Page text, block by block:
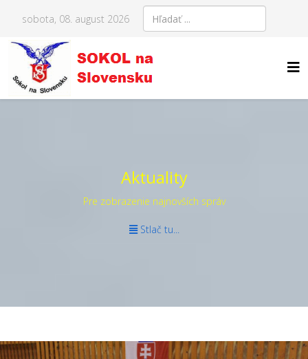
sobota, 08. august 2026
Aktuality
Pre zobrazenie najnovších správ
Stlač tu...